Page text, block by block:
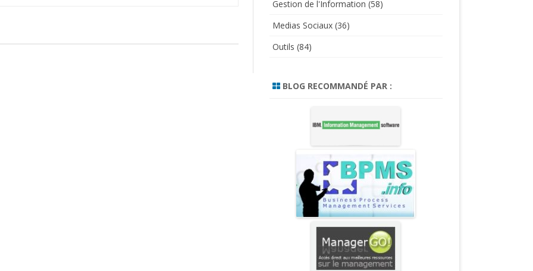
Gestion de l'Information (58)
Medias Sociaux(36)
Outils (84)
BLOG RECOMMANDÉ PAR :